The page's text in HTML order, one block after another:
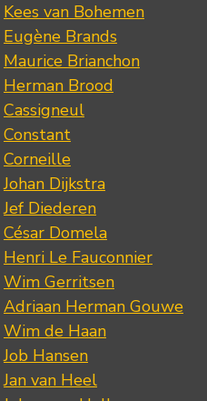
Kees van Bohemen
Eugène Brands
Maurice Brianchon
Herman Brood
Cassigneul
Constant
Corneille
Johan Dijkstra
Jef Diederen
César Domela
Henri Le Fauconnier
Wim Gerritsen
Adriaan Herman Gouwe
Wim de Haan
Job Hansen
Jan van Heel